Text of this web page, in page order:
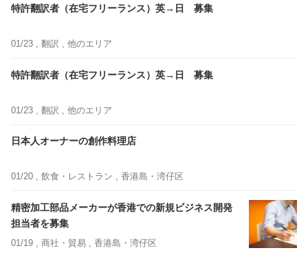
特許翻訳者（在宅フリーランス）英→日 募集
01/23 , 翻訳 , 他のエリア
特許翻訳者（在宅フリーランス）英→日 募集
01/23 , 翻訳 , 他のエリア
日本人オーナーの創作料理店
01/20 , 飲食・レストラン , 香港島・湾仔区
精密加工部品メーカーが香港での新規ビジネス開発
担当者を募集
01/19 , 商社・貿易 , 香港島・湾仔区